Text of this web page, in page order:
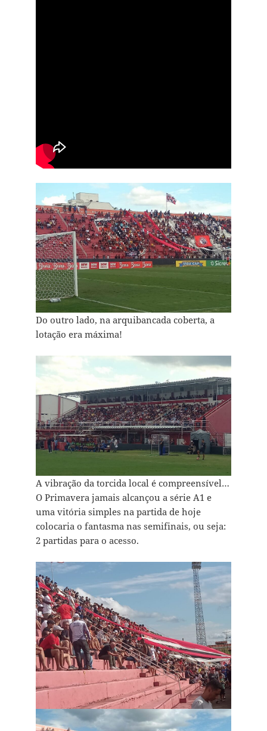
Do outro lado, na arquibancada coberta, a
lotação era máxima!
A vibração da torcida local é compreensível…
O Primavera jamais alcançou a série A1 e
uma vitória simples na partida de hoje
colocaria o fantasma nas semifinais, ou seja:
2 partidas para o acesso.